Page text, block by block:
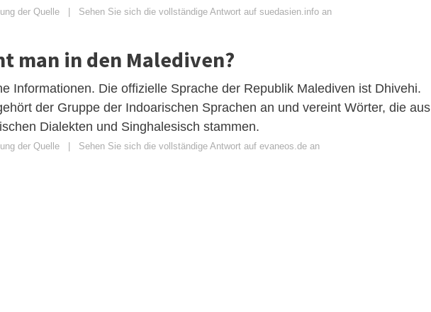
der Quelle Sehen Sie sich die vollständige Antwort auf suedasien.info an
man in den Malediven?
Informationen. Die offizielle Sprache der Republik Malediven ist Dhivehi.
der Gruppe der Indoarischen Sprachen an und vereint Wörter, die aus
Dialekten und Singhalesisch stammen.
der Quelle Sehen Sie sich die vollständige Antwort auf evaneos.de an